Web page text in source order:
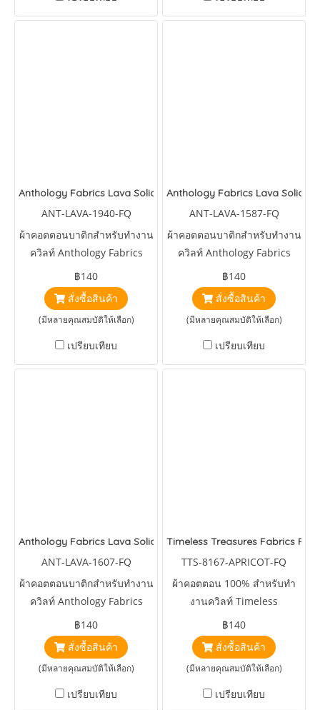
Anthology Fabrics Lava Solids Sparkle
ANT-LAVA-1940-FQ
ผ้าคอตตอนบาติกสำหรับทำงาน
ควิลท์ Anthology Fabrics
Lava Solids Sparkle
฿140
สั่งซื้อสินค้า
(มีหลายคุณสมบัติให้เลือก)
เปรียบเทียบ
Anthology Fabrics Lava Solids
ANT-LAVA-1587-FQ
ผ้าคอตตอนบาติกสำหรับทำงาน
ควิลท์ Anthology Fabrics
Lava Solids Bahama
฿140
สั่งซื้อสินค้า
(มีหลายคุณสมบัติให้เลือก)
เปรียบเทียบ
Anthology Fabrics Lava Solids Neptune
ANT-LAVA-1607-FQ
ผ้าคอตตอนบาติกสำหรับทำงาน
ควิลท์ Anthology Fabrics
Lava Solids Neptune
฿140
สั่งซื้อสินค้า
(มีหลายคุณสมบัติให้เลือก)
เปรียบเทียบ
Timeless Treasures Fabrics
TTS-8167-APRICOT-FQ
ผ้าคอตตอน 100% สำหรับทำ
งานควิลท์ Timeless
Treasures Fabrics Tonka
Batiks Wild Flowers Rustic
Blooms Apricot
฿140
สั่งซื้อสินค้า
(มีหลายคุณสมบัติให้เลือก)
เปรียบเทียบ